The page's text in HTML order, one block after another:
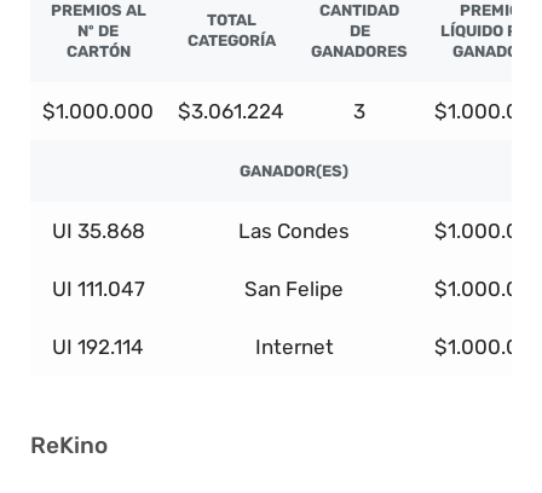
PREMIOS AL
Nº DE
CARTÓN
TOTAL
CATEGORÍA
CANTIDAD
DE
GANADORES
PREMIO
LÍQUIDO POR
GANADOR
$1.000.000 $3.061.224 3
GANADOR(ES)
UI 35.868 Las Condes
UI 111.047 San Felipe
UI 192.114 Internet
ReKino